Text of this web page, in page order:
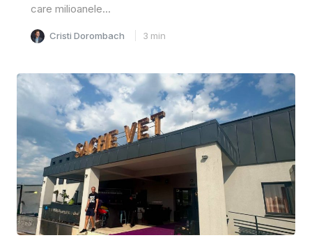
care milioanele...
Cristi Dorombach 3 min